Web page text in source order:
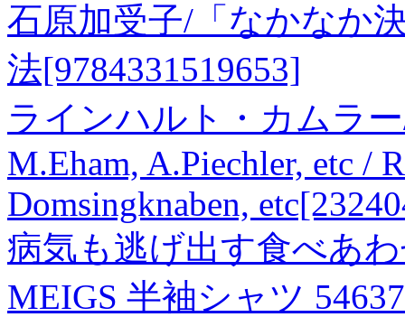
石原加受子/「なかなか
法[9784331519653]
ラインハルト・カムラー
M.Eham, A.Piechler, etc /
Domsingknaben,
病気も逃げ出す食べあ
MEIGS 半袖シャツ